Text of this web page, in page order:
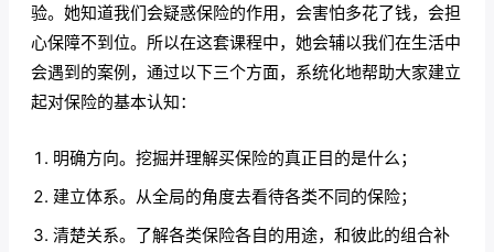
验。她知道我们会疑惑保险的作用，会害怕多花了钱，会担
心保障不到位。所以在这套课程中，她会辅以我们在生活中
会遇到的案例，通过以下三个方面，系统化地帮助大家建立
起对保险的基本认知：
明确方向。挖掘并理解买保险的真正目的是什么；
建立体系。从全局的角度去看待各类不同的保险；
清楚关系。了解各类保险各自的用途，和彼此的组合补